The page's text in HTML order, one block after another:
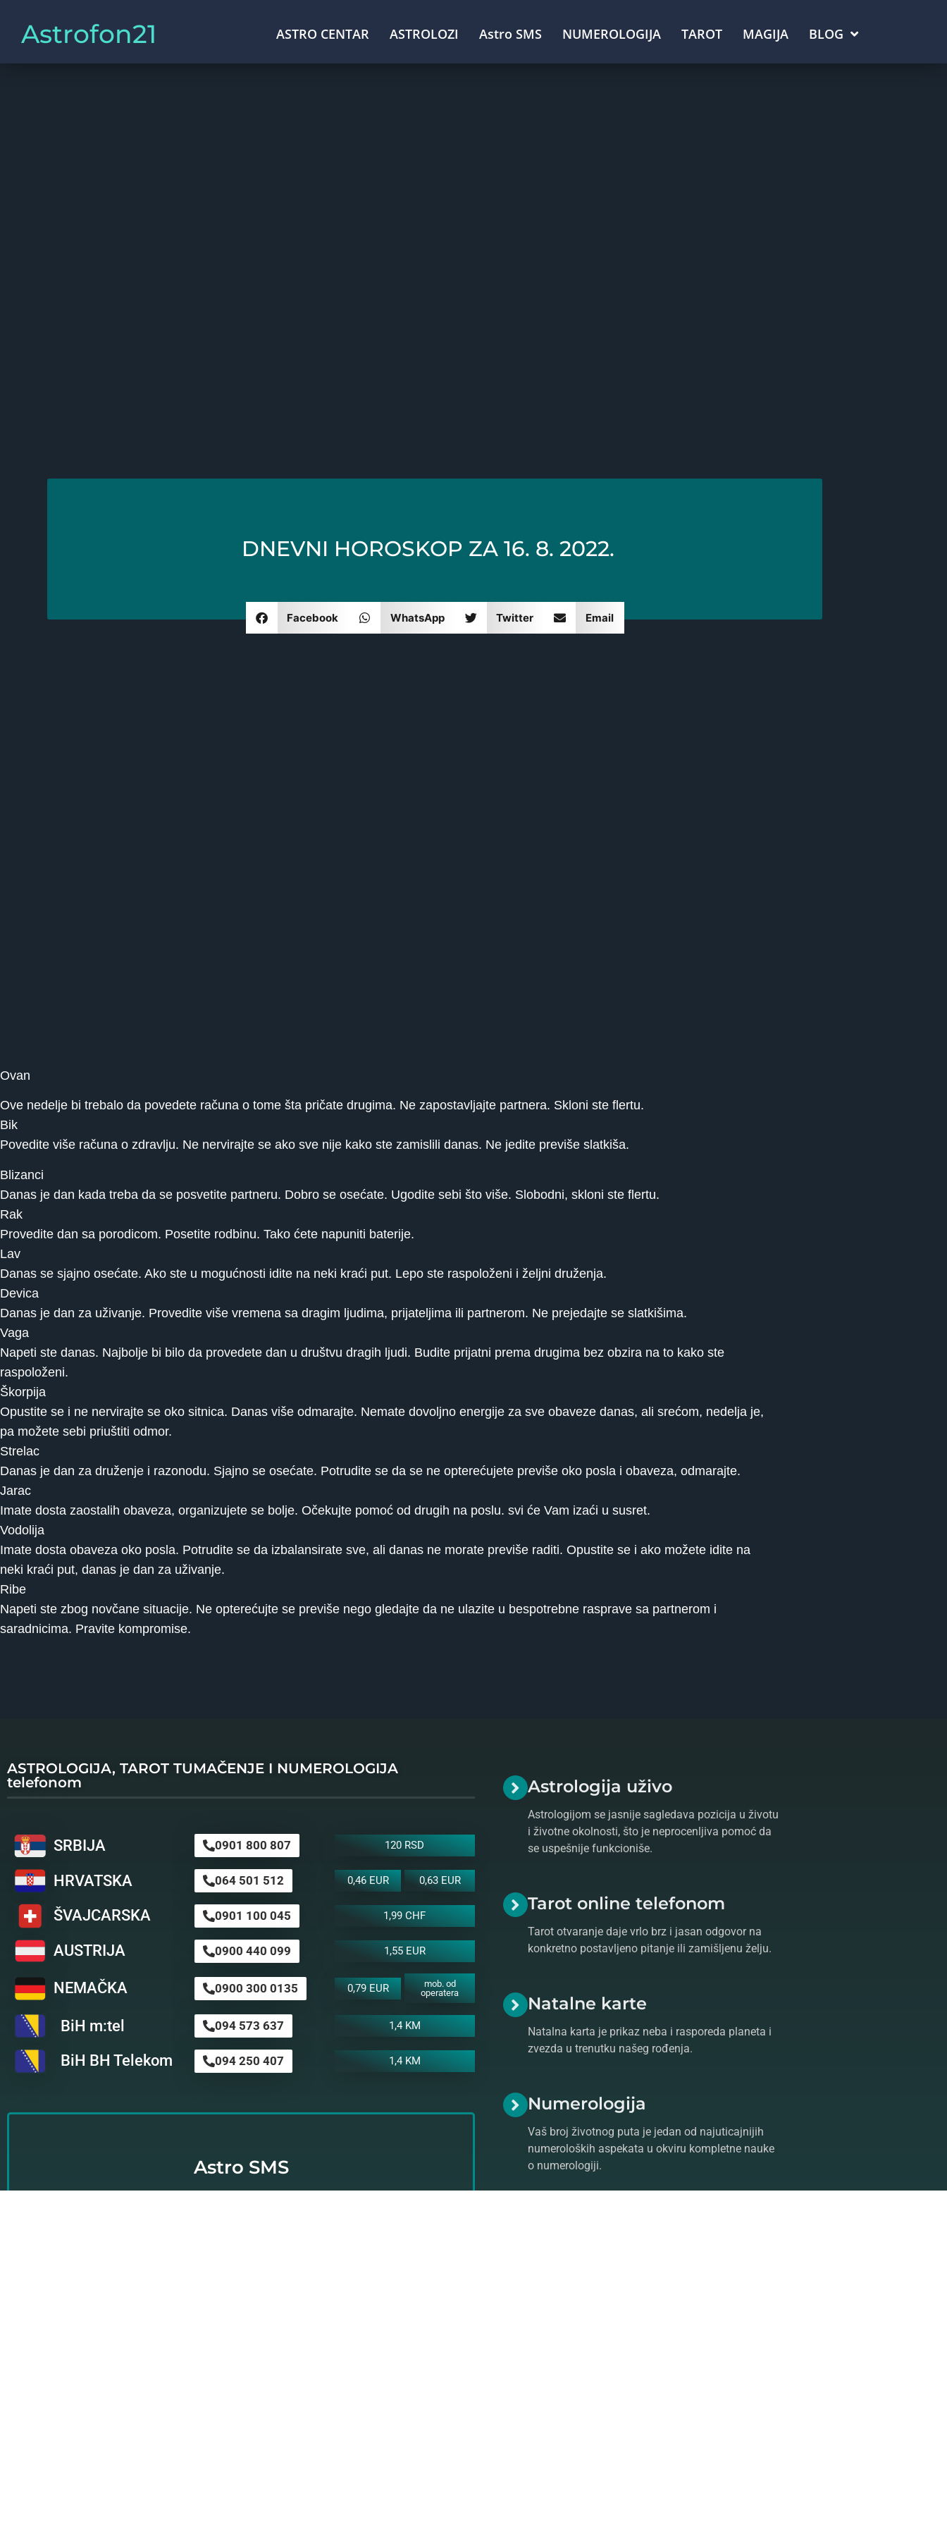
Astrofon21 ASTRO CENTAR ASTROLOZI Astro SMS NUMEROLOGIJA TAROT MAGIJA BLOG
DNEVNI HOROSKOP ZA 16. 8. 2022.
Facebook WhatsApp Twitter Email
Ovan
Ove nedelje bi trebalo da povedete računa o tome šta pričate drugima. Ne zapostavljajte partnera. Skloni ste flertu.
Bik
Povedite više računa o zdravlju. Ne nervirajte se ako sve nije kako ste zamislili danas. Ne jedite previše slatkiša.
Blizanci
Danas je dan kada treba da se posvetite partneru. Dobro se osećate. Ugodite sebi što više. Slobodni, skloni ste flertu.
Rak
Provedite dan sa porodicom. Posetite rodbinu. Tako ćete napuniti baterije.
Lav
Danas se sjajno osećate. Ako ste u mogućnosti idite na neki kraći put. Lepo ste raspoloženi i željni druženja.
Devica
Danas je dan za uživanje. Provedite više vremena sa dragim ljudima, prijateljima ili partnerom. Ne prejedajte se slatkišima.
Vaga
Napeti ste danas. Najbolje bi bilo da provedete dan u društvu dragih ljudi. Budite prijatni prema drugima bez obzira na to kako ste
raspoloženi.
Škorpija
Opustite se i ne nervirajte se oko sitnica. Danas više odmarajte. Nemate dovoljno energije za sve obaveze danas, ali srećom, nedelja je,
pa možete sebi priuštiti odmor.
Strelac
Danas je dan za druženje i razonodu. Sjajno se osećate. Potrudite se da se ne opterećujete previše oko posla i obaveza, odmarajte.
Jarac
Imate dosta zaostalih obaveza, organizujete se bolje. Očekujte pomoć od drugih na poslu. svi će Vam izaći u susret.
Vodolija
Imate dosta obaveza oko posla. Potrudite se da izbalansirate sve, ali danas ne morate previše raditi. Opustite se i ako možete idite na
neki kraći put, danas je dan za uživanje.
Ribe
Napeti ste zbog novčane situacije. Ne opterećujte se previše nego gledajte da ne ulazite u bespotrebne rasprave sa partnerom i
saradnicima. Pravite kompromise.
ASTROLOGIJA, TAROT TUMAČENJE I NUMEROLOGIJA
telefonom
SRBIJA 0901 800 807 120 RSD
HRVATSKA 064 501 512 0,46 EUR 0,63 EUR
ŠVAJCARSKA 0901 100 045 1,99 CHF
AUSTRIJA 0900 440 099 1,55 EUR
NEMAČKA 0900 300 0135 0,79 EUR
mob. od
operatera
BiH m:tel 094 573 637 1,4 KM
BiH BH Telekom 094 250 407 1,4 KM
Astro SMS
Astrologija uživo
Astrologijom se jasnije sagledava pozicija u životu
i životne okolnosti, što je neprocenljiva pomoć da
se uspešnije funkcioniše.
Tarot online telefonom
Tarot otvaranje daje vrlo brz i jasan odgovor na
konkretno postavljeno pitanje ili zamišljenu želju.
Natalne karte
Natalna karta je prikaz neba i rasporeda planeta i
zvezda u trenutku našeg rođenja.
Numerologija
Vaš broj životnog puta je jedan od najuticajnijih
numeroloških aspekata u okviru kompletne nauke
o numerologiji.